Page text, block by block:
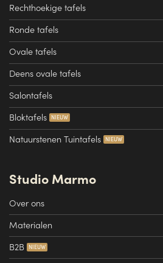
Rechthoekige tafels
Ronde tafels
Ovale tafels
Deens ovale tafels
Salontafels
Bloktafels
Natuurstenen Tuintafels
Studio Marmo
Over ons
Materialen
B2B